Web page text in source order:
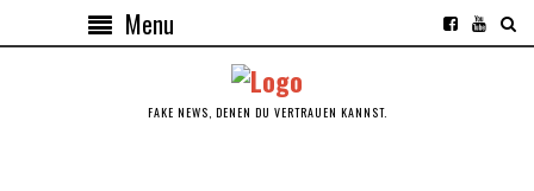
Menu
FAKE NEWS, DENEN DU VERTRAUEN KANNST.